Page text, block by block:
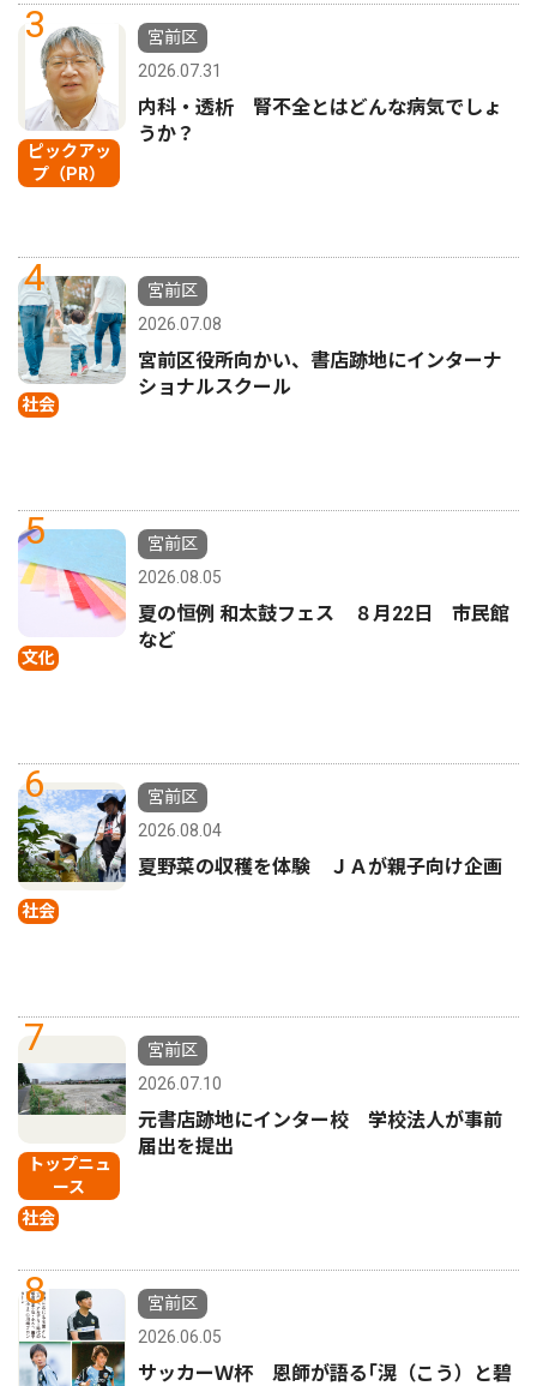
3
ピックアッ
プ（PR）
宮前区
2026.07.31
内科・透析 腎不全とはどんな病気でしょ
うか？
4
社会
宮前区
2026.07.08
宮前区役所向かい、書店跡地にインターナ
ショナルスクール
5
文化
宮前区
2026.08.05
夏の恒例 和太鼓フェス ８月22日 市民館
など
6
社会
宮前区
2026.08.04
夏野菜の収穫を体験 ＪＡが親子向け企画
7
トップニュ
ース
社会
宮前区
2026.07.10
元書店跡地にインター校 学校法人が事前
届出を提出
8
宮前区
2026.06.05
サッカーＷ杯 恩師が語る｢滉（こう）と碧